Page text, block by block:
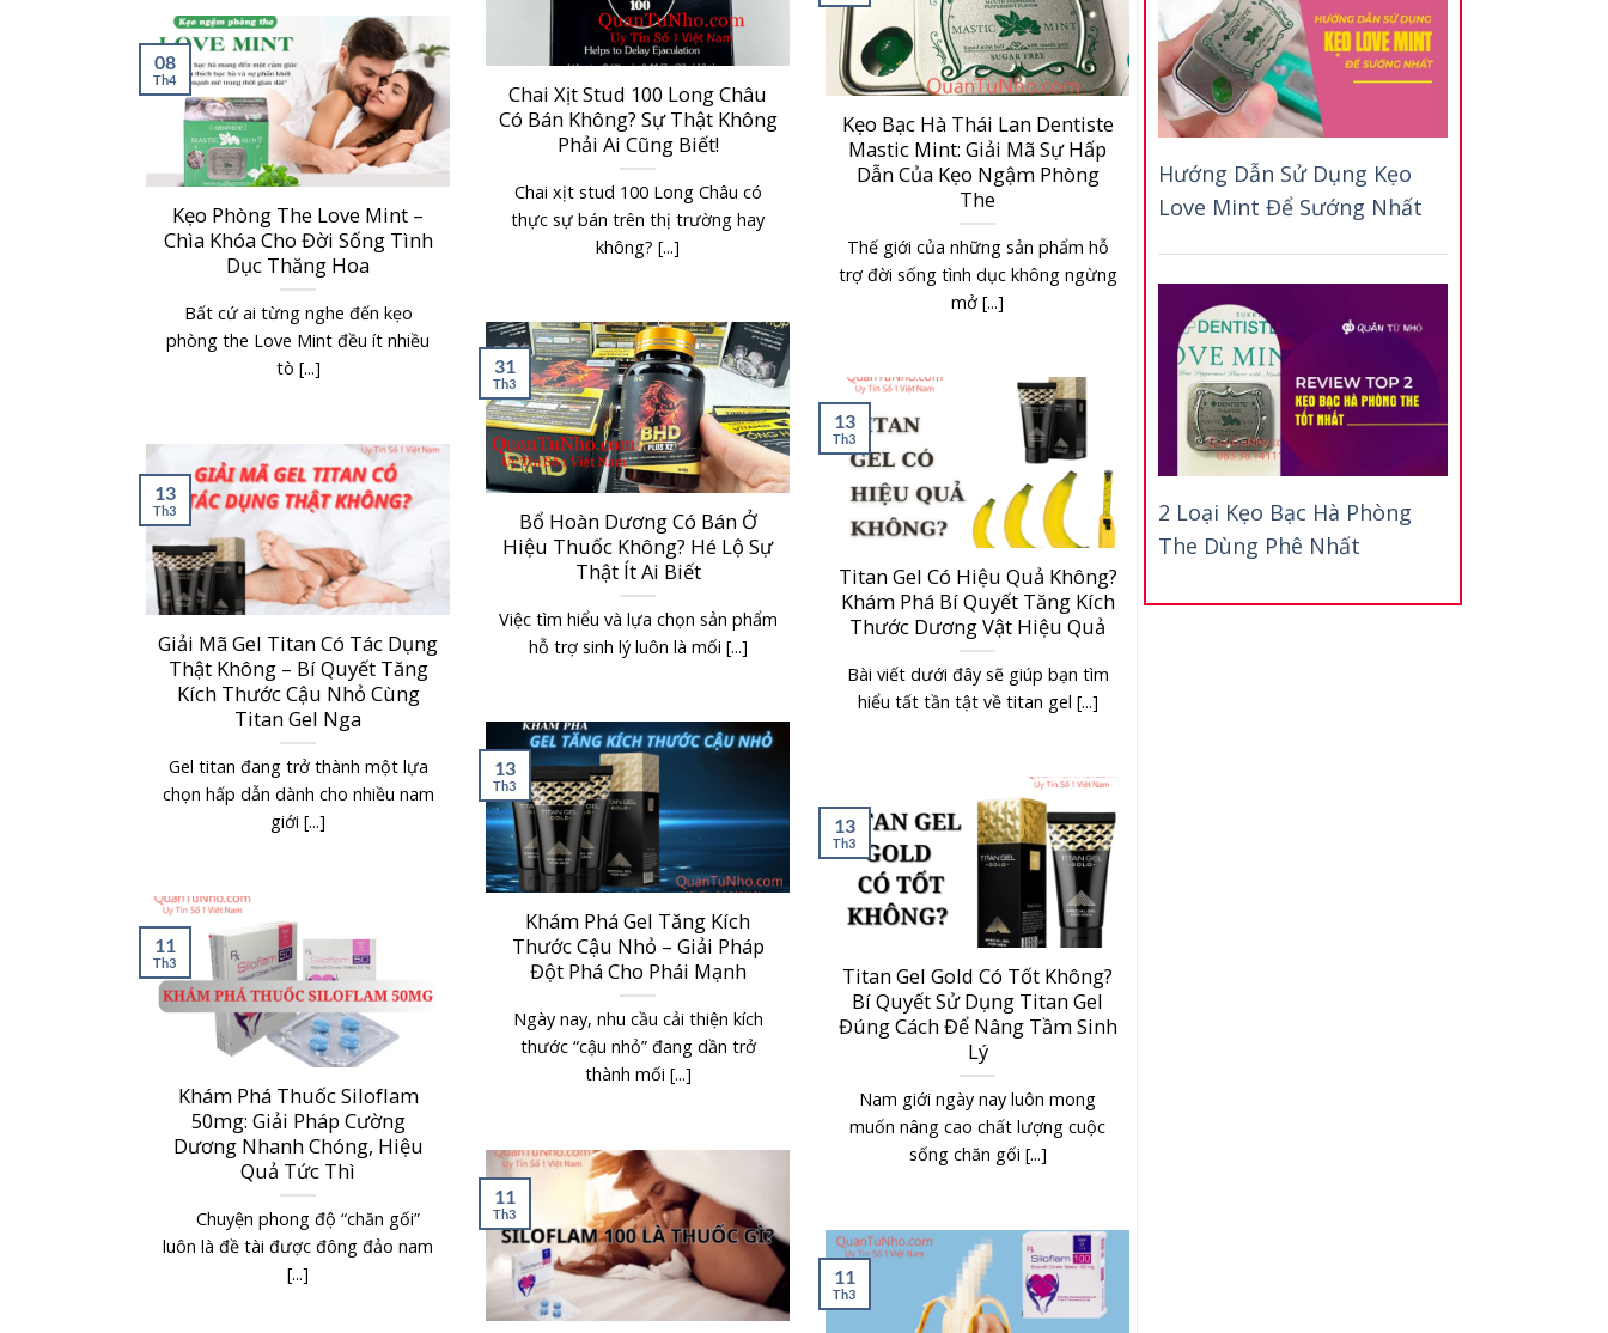
Chai Xịt Stud 100 Long Châu
Có Bán Không? Sự Thật Không
Phải Ai Cũng Biết!
Chai xịt stud 100 Long Châu có
thực sự bán trên thị trường hay
không? [...]
Kẹo Bạc Hà Thái Lan Dentiste
Mastic Mint: Giải Mã Sự Hấp
Dẫn Của Kẹo Ngậm Phòng
The
Thế giới của những sản phẩm hỗ
trợ đời sống tình dục không ngừng
mở [...]
Kẹo Phòng The Love Mint –
Chìa Khóa Cho Đời Sống Tình
Dục Thăng Hoa
Bất cứ ai từng nghe đến kẹo
phòng the Love Mint đều ít nhiều
tò [...]
08
Th4
Bổ Hoàn Dương Có Bán Ở
Hiệu Thuốc Không? Hé Lộ Sự
Thật Ít Ai Biết
Việc tìm hiểu và lựa chọn sản phẩm
hỗ trợ sinh lý luôn là mối [...]
31
Th3
Titan Gel Có Hiệu Quả Không?
Khám Phá Bí Quyết Tăng Kích
Thước Dương Vật Hiệu Quả
Bài viết dưới đây sẽ giúp bạn tìm
hiểu tất tần tật về titan gel [...]
13
Th3
Giải Mã Gel Titan Có Tác Dụng
Thật Không – Bí Quyết Tăng
Kích Thước Cậu Nhỏ Cùng
Titan Gel Nga
Gel titan đang trở thành một lựa
chọn hấp dẫn dành cho nhiều nam
giới [...]
13
Th3
Khám Phá Gel Tăng Kích
Thước Cậu Nhỏ – Giải Pháp
Đột Phá Cho Phái Mạnh
Ngày nay, nhu cầu cải thiện kích
thước “cậu nhỏ” đang dần trở
thành mối [...]
13
Th3
Titan Gel Gold Có Tốt Không?
Bí Quyết Sử Dụng Titan Gel
Đúng Cách Để Nâng Tầm Sinh
Lý
Nam giới ngày nay luôn mong
muốn nâng cao chất lượng cuộc
sống chăn gối [...]
13
Th3
Khám Phá Thuốc Siloflam
50mg: Giải Pháp Cường
Dương Nhanh Chóng, Hiệu
Quả Tức Thì
Chuyện phong độ “chăn gối”
luôn là đề tài được đông đảo nam
[...]
11
Th3
11
Th3
11
Th3
Hướng Dẫn Sử Dụng Kẹo
Love Mint Để Sướng Nhất
2 Loại Kẹo Bạc Hà Phòng
The Dùng Phê Nhất